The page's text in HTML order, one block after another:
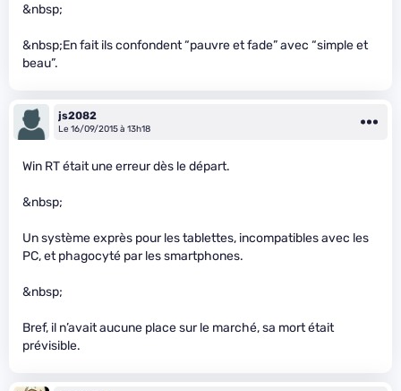
&nbsp;
&nbsp;En fait ils confondent “pauvre et fade” avec “simple et
beau”.
js2082
Le 16/09/2015 à 13h18
Win RT était une erreur dès le départ.
&nbsp;
Un système exprès pour les tablettes, incompatibles avec les
PC, et phagocyté par les smartphones.
&nbsp;
Bref, il n’avait aucune place sur le marché, sa mort était
prévisible.